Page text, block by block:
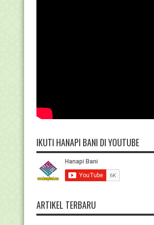
IKUTI HANAPI BANI DI YOUTUBE
ARTIKEL TERBARU